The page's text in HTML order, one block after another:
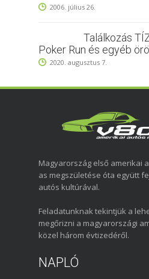
2006. július 26.
Találkozás
Poker Run és egyéb
2020. augusztus 7.
Magyarország első amerikai
as megszületése óta együtt
autós kultúrával.
Feladatunknak tekintjük a
megőrizni a magyarországi
közel három évtizedéről.
NAPLÓ